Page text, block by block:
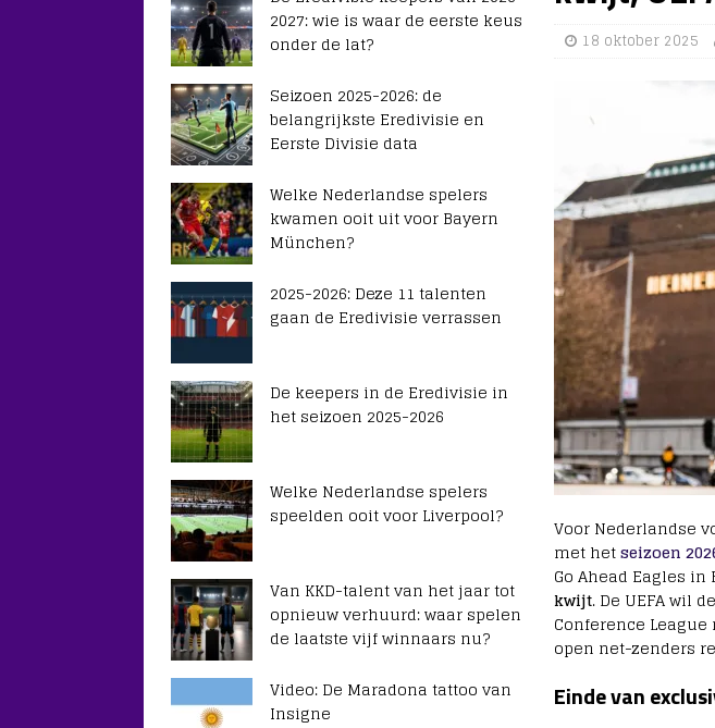
18 oktober 2025
Voor Nederlandse
met hetseizoen
Go Ahead Eagles
kwijt. De UEFA wil
Conference
open net-zenders
Einde van
2027: wie is waar de eerste keus
onder de lat?
Seizoen 2025-2026: de
belangrijkste Eredivisie en
Eerste Divisie data
Welke Nederlandse spelers
kwamen ooit uit voor Bayern
München?
2025-2026: Deze 11 talenten
gaan de Eredivisie verrassen
De keepers in de Eredivisie in
het seizoen 2025-2026
Welke Nederlandse spelers
speelden ooit voor Liverpool?
Van KKD-talent van het jaar tot
opnieuw verhuurd: waar spelen
de laatste vijf winnaars nu?
Video: De Maradona tattoo van
Insigne